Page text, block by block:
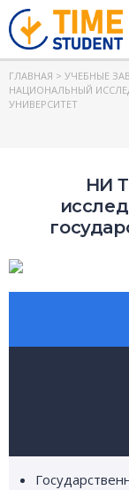
ГЛАВНАЯ > УЧЕБНЫЕ
НАЦИОНАЛЬНЫЙ
УНИВЕРСИТЕТ
НИ